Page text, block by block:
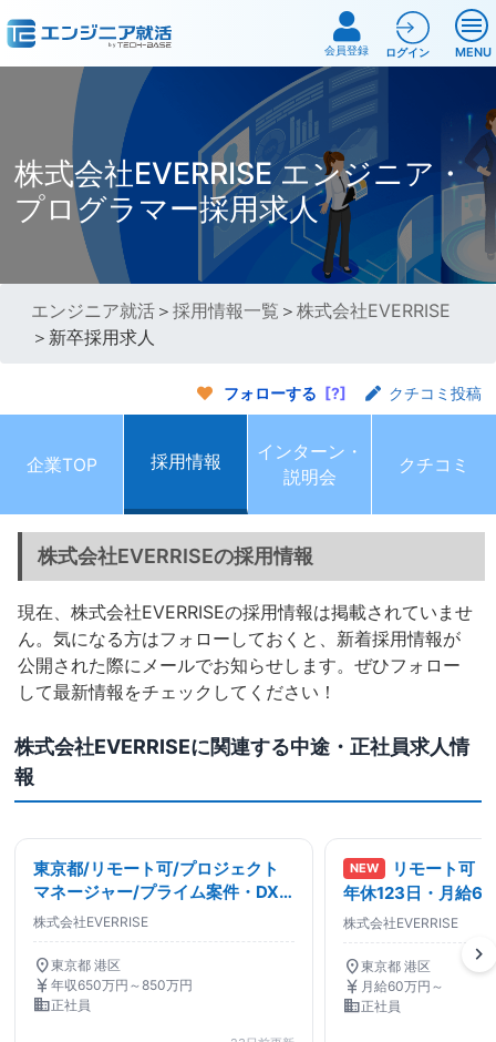
MENU
会員登録 ログイン
株式会社EVERRISE エンジニア・
プログラマー採用求人
エンジニア就活 ＞採用情報一覧 ＞株式会社EVERRISE
＞新卒採用求人
フォローする [?] クチコミ投稿
企業TOP 採用情報
インターン・
説明会
クチコミ
株式会社EVERRISEの採用情報
現在、株式会社EVERRISEの採用情報は掲載されていませ
ん。気になる方はフォローしておくと、新着採用情報が
公開された際にメールでお知らせします。ぜひフォロー
して最新情報をチェックしてください！
株式会社EVERRISEに関連する中途・正社員求人情
報
東京都/リモート可/プロジェクト
マネージャー/プライム案件・DX
推進/年収1000万円可/ソフトウェ
ア系プロジェクトマネージャー・
PM
株式会社EVERRISE
location_on東京都 港区
currency_yen年収650万円～850万円
business正社員
NEW
リモート可
年休123日・月給
株式会社EVERRISE
location_on東京都 港区
currency_yen 月給60万円～
business正社員
chevron_right